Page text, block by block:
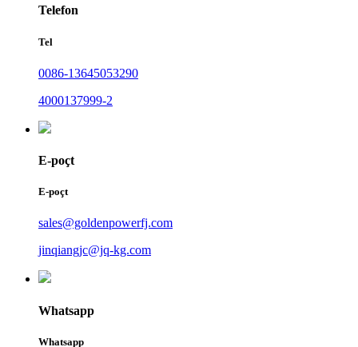
Telefon
Tel
0086-13645053290
4000137999-2
E-poçt
E-poçt
sales@goldenpowerfj.com
jinqiangjc@jq-kg.com
Whatsapp
Whatsapp